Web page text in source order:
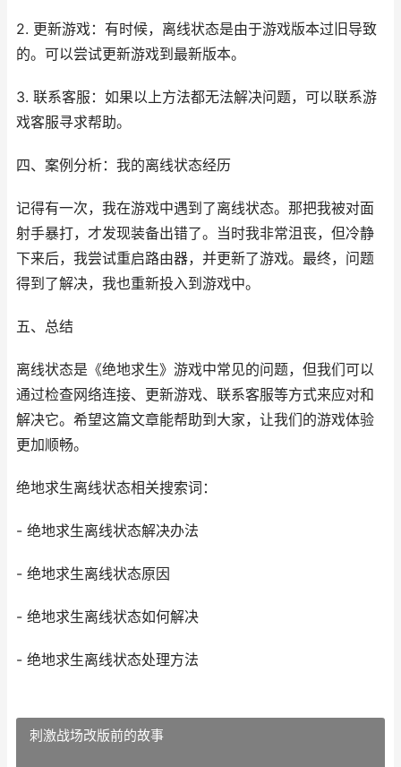
2. 更新游戏：有时候，离线状态是由于游戏版本过旧导致
的。可以尝试更新游戏到最新版本。
3. 联系客服：如果以上方法都无法解决问题，可以联系游
戏客服寻求帮助。
四、案例分析：我的离线状态经历
记得有一次，我在游戏中遇到了离线状态。那把我被对面
射手暴打，才发现装备出错了。当时我非常沮丧，但冷静
下来后，我尝试重启路由器，并更新了游戏。最终，问题
得到了解决，我也重新投入到游戏中。
五、总结
离线状态是《绝地求生》游戏中常见的问题，但我们可以
通过检查网络连接、更新游戏、联系客服等方式来应对和
解决它。希望这篇文章能帮助到大家，让我们的游戏体验
更加顺畅。
绝地求生离线状态相关搜索词：
- 绝地求生离线状态解决办法
- 绝地求生离线状态原因
- 绝地求生离线状态如何解决
- 绝地求生离线状态处理方法
刺激战场改版前的故事